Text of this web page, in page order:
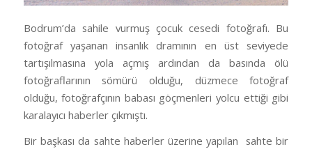
Bodrum’da sahile vurmuş çocuk cesedi fotoğrafı. Bu
fotoğraf yaşanan insanlık dramının en üst seviyede
tartışılmasına yola açmış ardından da basında ölü
fotoğraflarının sömürü olduğu, düzmece fotoğraf
olduğu, fotoğrafçının babası göçmenleri yolcu ettiği gibi
karalayıcı haberler çıkmıştı.
Bir başkası da sahte haberler üzerine yapılan
sahte bir